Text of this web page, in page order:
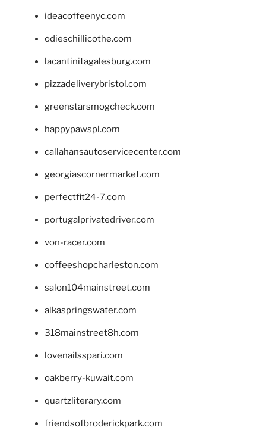
ideacoffeenyc.com
odieschillicothe.com
lacantinitagalesburg.com
pizzadeliverybristol.com
greenstarsmogcheck.com
happypawspl.com
callahansautoservicecenter.com
georgiascornermarket.com
perfectfit24-7.com
portugalprivatedriver.com
von-racer.com
coffeeshopcharleston.com
salon104mainstreet.com
alkaspringswater.com
318mainstreet8h.com
lovenailsspari.com
oakberry-kuwait.com
quartzliterary.com
friendsofbroderickpark.com